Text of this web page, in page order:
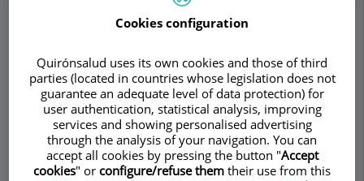
¿Cuáles son las opciones no quirúrgicas para
Consultori
Institut Vicente
Paloma - Gournay
Cookies configuration
Quirónsalud uses its own cookies and those of third
parties (located in countries whose legislation does not
guarantee an adequate level of data protection) for
user authentication, statistical analysis, improving
services and showing personalised advertising
through the analysis of your navigation. You can
accept all cookies by pressing the button "Accept
cookies" or configure/refuse them their use from this